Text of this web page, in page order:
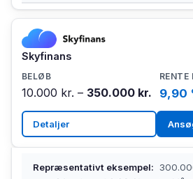
Skyfinans
10.000 kr. – 350.000 kr. 9,90
Detaljer
Repræsentativt eksempel: